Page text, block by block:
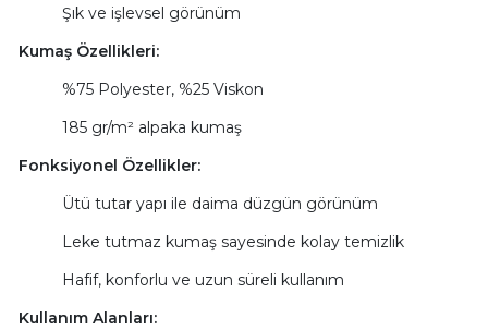
Şık ve işlevsel görünüm
Kumaş Özellikleri:
%75 Polyester, %25 Viskon
185 gr/m² alpaka kumaş
Fonksiyonel Özellikler:
Ütü tutar yapı ile daima düzgün görünüm
Leke tutmaz kumaş sayesinde kolay temizlik
Hafif, konforlu ve uzun süreli kullanım
Kullanım Alanları: